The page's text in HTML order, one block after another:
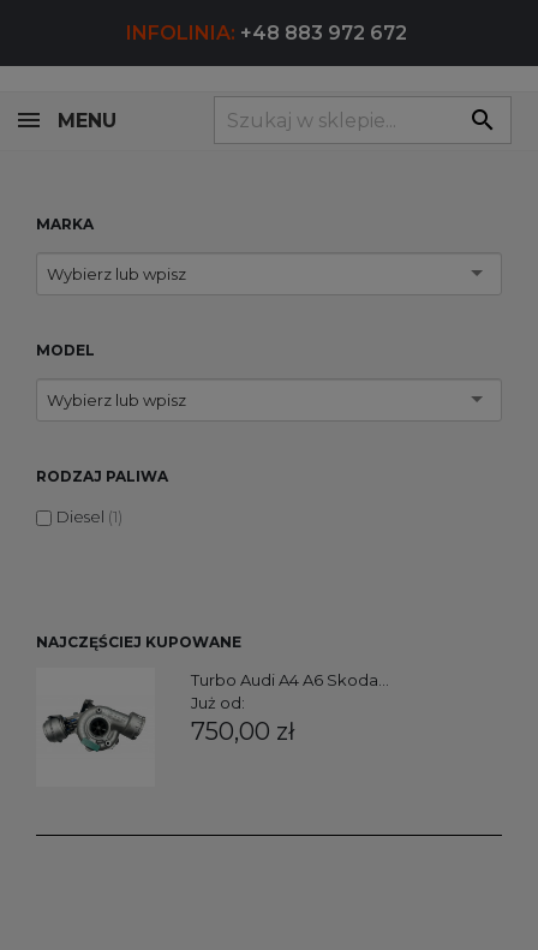
INFOLINIA: +48 883 972 672
search
MENU
MARKA
Wybierz lub wpisz
MODEL
Wybierz lub wpisz
RODZAJ PALIWA
Diesel (1)
NAJCZĘŚCIEJ KUPOWANE
Turbo Audi A4 A6 Skoda...
Już od:
750,00 zł